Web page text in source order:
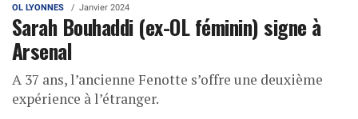
OL LYONNES Janvier 2024
Sarah Bouhaddi (ex-OL féminin) signe à
Arsenal
A 37 ans, l’ancienne Fenotte s’offre une deuxième
expérience à l’étranger.